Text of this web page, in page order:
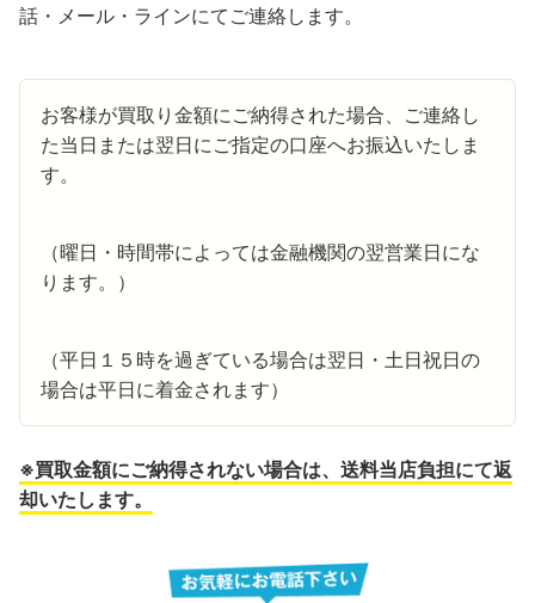
話・メール・ラインにてご連絡します。
お客様が買取り金額にご納得された場合、ご連絡し
た当日または翌日にご指定の口座へお振込いたしま
す。
（曜日・時間帯によっては金融機関の翌営業日にな
ります。）
（平日１５時を過ぎている場合は翌日・土日祝日の
場合は平日に着金されます）
※買取金額にご納得されない場合は、送料当店負担にて返
却いたします。